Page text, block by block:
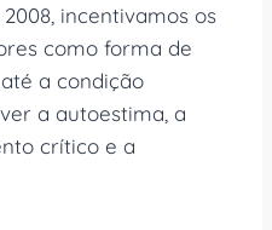
incentivamos os
como forma de
a condição
a autoestima, a
crítico e a